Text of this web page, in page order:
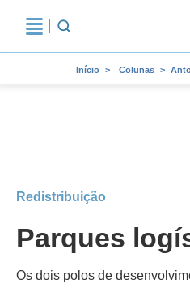
Início Colunas
Redistribuição
Parques
Os dois polos de